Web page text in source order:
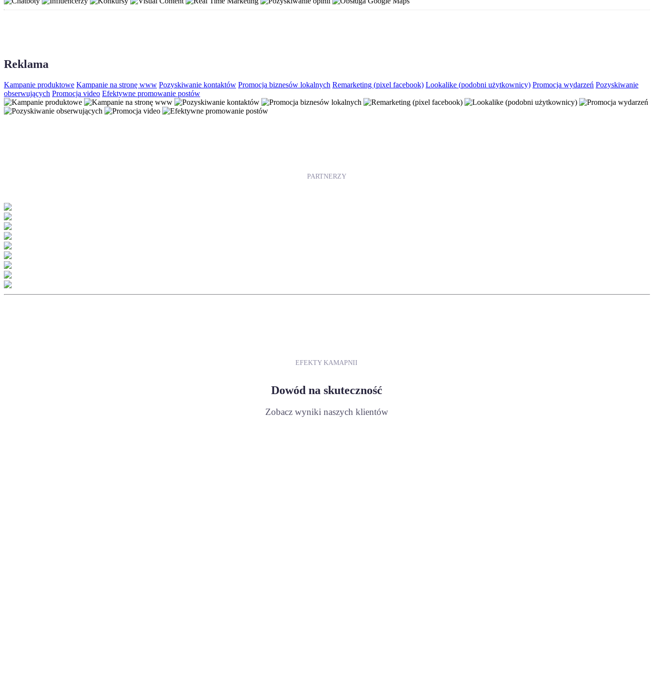
Reklama
Kampanie produktowe Kampanie na stronę www Pozyskiwanie kontaktów Promocja biznesów lokalnych Remarketing (pixel facebook) Lookalike (podobni użytkownicy) Promocja wydarzeń Pozyskiwanie
obserwujących Promocja video Efektywne promowanie postów
PARTNERZY
EFEKTY KAMAPNII
Dowód na skuteczność
Zobacz wyniki naszych klientów